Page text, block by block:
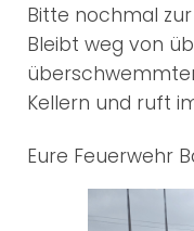
Bitte nochmal
Bleibt weg von
Kellern und ruft
Eure Feuerwehr